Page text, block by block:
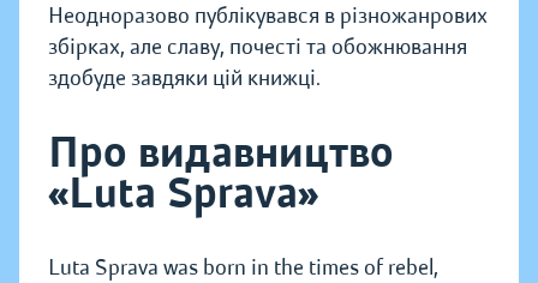
Неодноразово публікувався в різножанрових
збірках, але славу, почесті та обожнювання
здобуде завдяки цій книжці.
Про видавництво
«Luta Sprava»
Luta Sprava was born in the times of rebel,